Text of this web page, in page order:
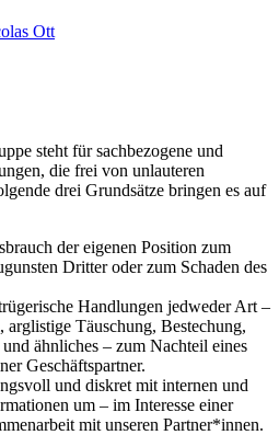
Ott
steht für sachbezogene und
die frei von unlauteren
drei Grundsätze bringen es auf
der eigenen Position zum
Dritter oder zum Schaden des
Handlungen jedweder Art –
Täuschung, Bestechung,
ähnliches – zum Nachteil eines
Geschäftspartner.
und diskret mit internen und
um – im Interesse einer
mit unseren Partner*innen.